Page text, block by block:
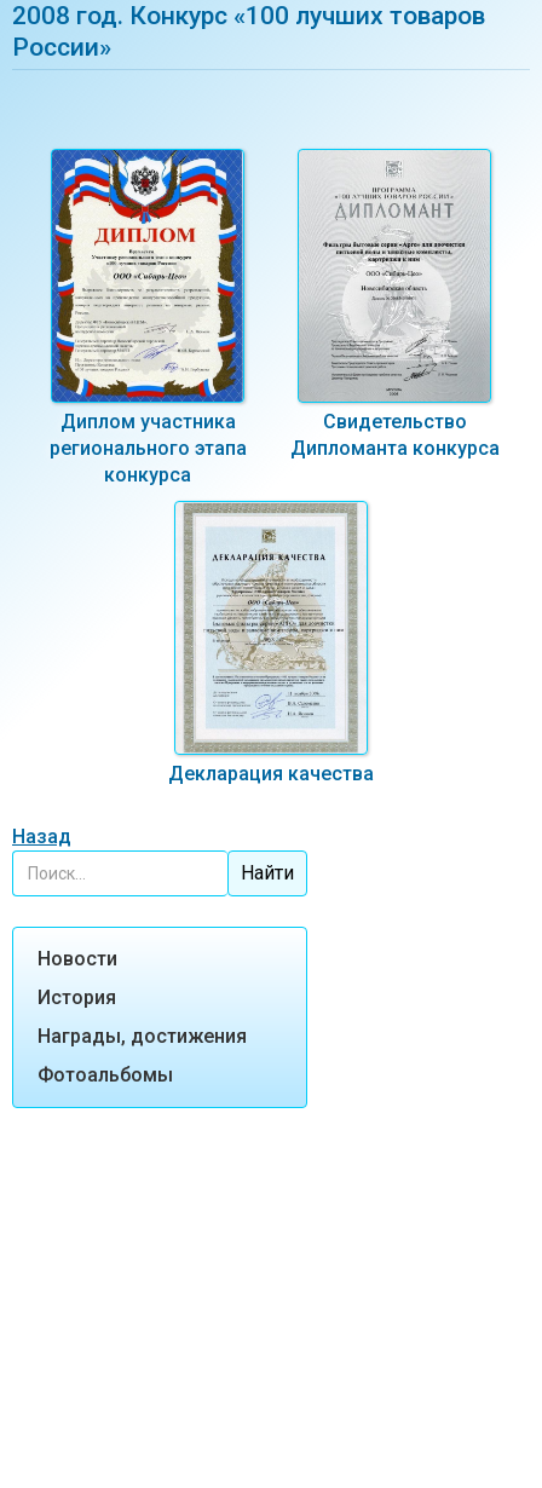
2008 год. Конкурс «100 лучших товаров
России»
Диплом участника
регионального этапа
конкурса
Свидетельство
Дипломанта конкурса
Декларация качества
Назад
Новости
История
Награды, достижения
Фотоальбомы